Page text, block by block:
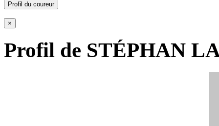
Profil du coureur
×
Profil de STÉPHAN